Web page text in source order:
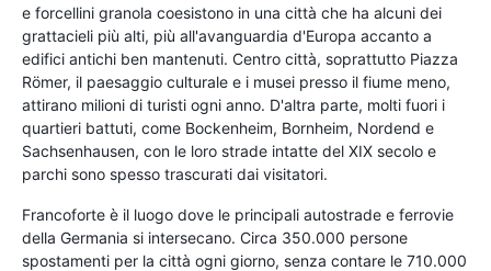
e forcellini granola coesistono in una città che ha alcuni dei
grattacieli più alti, più all'avanguardia d'Europa accanto a
edifici antichi ben mantenuti. Centro città, soprattutto Piazza
Römer, il paesaggio culturale e i musei presso il fiume meno,
attirano milioni di turisti ogni anno. D'altra parte, molti fuori i
quartieri battuti, come Bockenheim, Bornheim, Nordend e
Sachsenhausen, con le loro strade intatte del XIX secolo e
parchi sono spesso trascurati dai visitatori.
Francoforte è il luogo dove le principali autostrade e ferrovie
della Germania si intersecano. Circa 350.000 persone
spostamenti per la città ogni giorno, senza contare le 710.000